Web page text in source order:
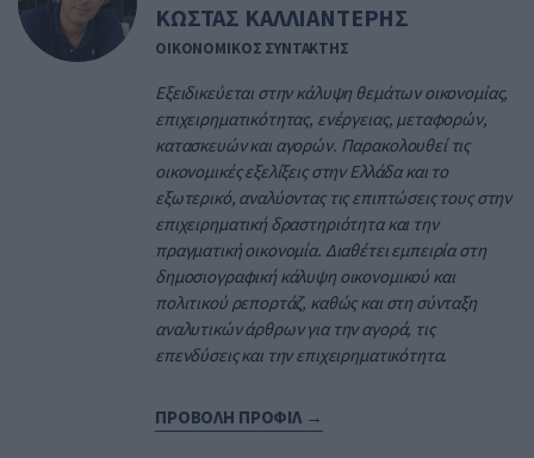
ΚΩΣΤΑΣ ΚΑΛΛΙΑΝΤΕΡΗΣ
ΟΙΚΟΝΟΜΙΚΟΣ ΣΥΝΤΑΚΤΗΣ
Εξειδικεύεται στην κάλυψη θεμάτων οικονομίας,
επιχειρηματικότητας, ενέργειας, μεταφορών,
κατασκευών και αγορών. Παρακολουθεί τις
οικονομικές εξελίξεις στην Ελλάδα και το
εξωτερικό, αναλύοντας τις επιπτώσεις τους στην
επιχειρηματική δραστηριότητα και την
πραγματική οικονομία. Διαθέτει εμπειρία στη
δημοσιογραφική κάλυψη οικονομικού και
πολιτικού ρεπορτάζ, καθώς και στη σύνταξη
αναλυτικών άρθρων για την αγορά, τις
επενδύσεις και την επιχειρηματικότητα.
ΠΡΟΒΟΛΗ ΠΡΟΦΙΛ →